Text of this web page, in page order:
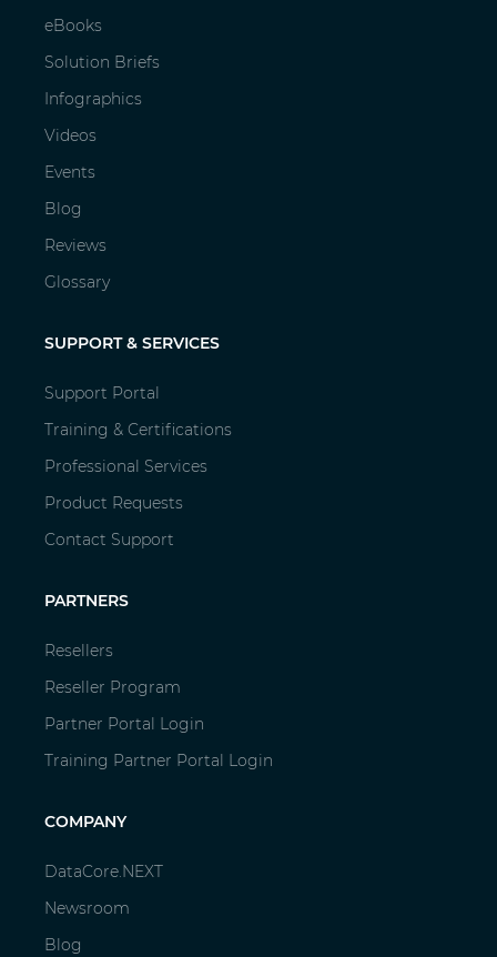
eBooks
Solution Briefs
Infographics
Videos
Events
Blog
Reviews
Glossary
SUPPORT & SERVICES
Support Portal
Training & Certifications
Professional Services
Product Requests
Contact Support
PARTNERS
Resellers
Reseller Program
Partner Portal Login
Training Partner Portal Login
COMPANY
DataCore.NEXT
Newsroom
Blog